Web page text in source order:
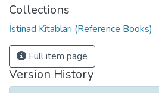
Collections
İstinad Kitabları (Reference Books)
Full item page
Version History